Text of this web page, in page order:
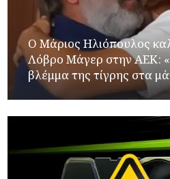
Ο Μάριος Ηλιόπουλος
Λόβρο Μάγερ στην ΑΕΚ:
βλέμμα της τίγρης στα